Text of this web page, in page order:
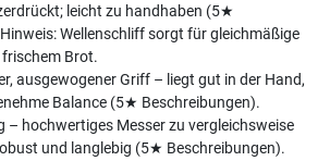
leicht zu handhaben (5★
Wellenschliff sorgt für gleichmäßige
Brot.
ausgewogener Griff – liegt gut in der Hand,
Balance (5★ Beschreibungen).
– hochwertiges Messer zu vergleichsweise
und langlebig (5★ Beschreibungen).